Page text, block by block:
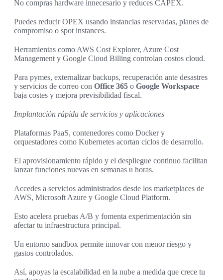
No compras hardware innecesario y reduces CAPEX.
Puedes reducir OPEX usando instancias reservadas, planes de
compromiso o spot instances.
Herramientas como AWS Cost Explorer, Azure Cost
Management y Google Cloud Billing controlan costos cloud.
Para pymes, externalizar backups, recuperación ante desastres
y servicios de correo con Office 365 o Google Workspace
baja costes y mejora previsibilidad fiscal.
Implantación rápida de servicios y aplicaciones
Plataformas PaaS, contenedores como Docker y
orquestadores como Kubernetes acortan ciclos de desarrollo.
El aprovisionamiento rápido y el despliegue continuo facilitan
lanzar funciones nuevas en semanas u horas.
Accedes a servicios administrados desde los marketplaces de
AWS, Microsoft Azure y Google Cloud Platform.
Esto acelera pruebas A/B y fomenta experimentación sin
afectar tu infraestructura principal.
Un entorno sandbox permite innovar con menor riesgo y
gastos controlados.
Así, apoyas la escalabilidad en la nube a medida que crece tu